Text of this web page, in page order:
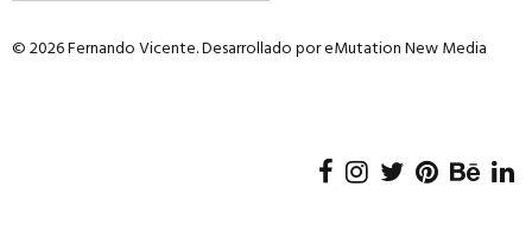
© 2026 Fernando Vicente. Desarrollado poreMutation New Media